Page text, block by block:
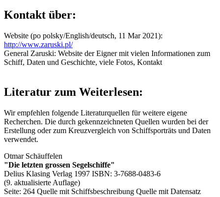
Kontakt über:
Website (po polsky/English/deutsch, 11 Mar 2021):
http://www.zaruski.pl/
General Zaruski: Website der Eigner mit vielen Informationen zum
Schiff, Daten und Geschichte, viele Fotos, Kontakt
Literatur zum Weiterlesen:
Wir empfehlen folgende Literaturquellen für weitere eigene
Recherchen. Die durch gekennzeichneten Quellen wurden bei der
Erstellung oder zum Kreuzvergleich von Schiffsporträts und Daten
verwendet.
Otmar Schäuffelen
"Die letzten grossen Segelschiffe"
Delius Klasing Verlag 1997 ISBN: 3-7688-0483-6
(9. aktualisierte Auflage)
Seite: 264 Quelle mit Schiffsbeschreibung Quelle mit Datensatz